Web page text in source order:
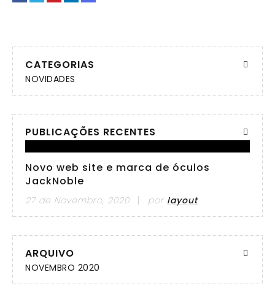
CATEGORIAS
NOVIDADES
PUBLICAÇÕES RECENTES
Novo web site e marca de óculos
JackNoble
27 de Novembro, 2020 por layout
ARQUIVO
NOVEMBRO 2020